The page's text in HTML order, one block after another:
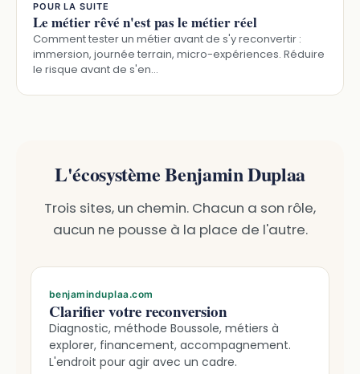
POUR LA SUITE
Le métier rêvé n'est pas le métier réel
Comment tester un métier avant de s'y reconvertir :
immersion, journée terrain, micro-expériences. Réduire
le risque avant de s'en…
L'écosystème Benjamin Duplaa
Trois sites, un chemin. Chacun a son rôle,
aucun ne pousse à la place de l'autre.
benjaminduplaa.com
Clarifier votre reconversion
Diagnostic, méthode Boussole, métiers à
explorer, financement, accompagnement.
L'endroit pour agir avec un cadre.